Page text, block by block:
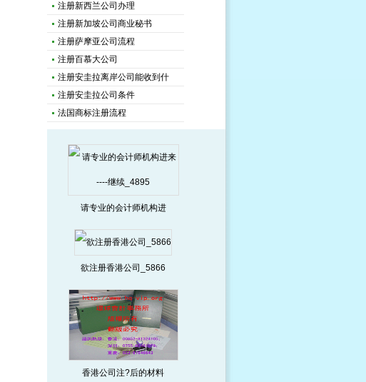
注册新西兰公司办理
注册新加坡公司商业秘书
注册萨摩亚公司流程
注册百慕大公司
注册安圭拉离岸公司能收到什
注册安圭拉公司条件
法国商标注册流程
请专业的会计师机构进
欲注册香港公司_5866
香港公司注?后的材料